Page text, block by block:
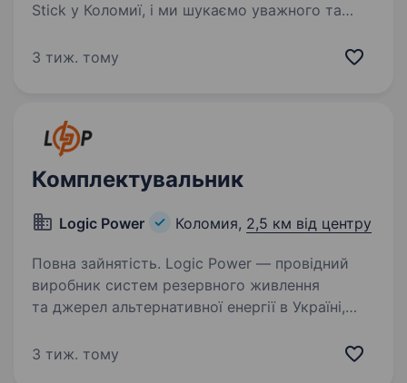
Stick у Коломиї, і ми шукаємо уважного та
приєднатися до нашої дружньої родини. Якщо
3 тиж. тому
Комплектувальник
Logic Power Коломия, 2,5 км від центру
Повна зайнятість. Logic Power — провідний
виробник систем резервного живлення
та джерел альтернативної енергії в Україні,
підтримувати стабільне електроживлення.
3 тиж. тому